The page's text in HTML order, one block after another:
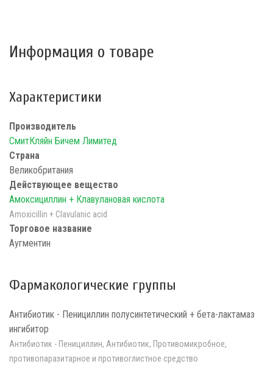
Информация о товаре
Характеристики
Производитель
СмитКляйн Бичем Лимитед
Страна
Великобритания
Действующее вещество
Амоксициллин + Клавулановая кислота
Amoxicillin + Clavulanic acid
Торговое название
Аугментин
Фармакологические группы
Антибиотик - Пенициллин полусинтетический + бета-лактамаз
ингибитор
Антибиотик - Пенициллин, Антибиотик, Противомикробное,
противопаразитарное и противоглистное средство